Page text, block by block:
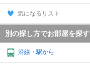
気になるリスト
別の探し方でお部屋を探す
沿線・駅から